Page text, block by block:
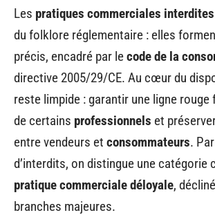
Les pratiques commerciales interdites
du folklore réglementaire : elles
précis, encadré par lecode de la
directive 2005/29/CE. Au cœur du
reste limpide : garantir une ligne rouge
de certains professionnels et
entre vendeurs et consommateurs.
d’interdits, on distingue une catégorie
pratique commerciale déloyale,
branches majeures.